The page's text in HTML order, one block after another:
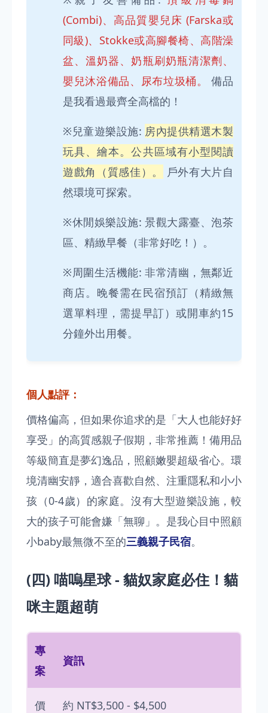
(Combi)、高品質嬰兒床 (Farska或
同級)、Stokke或高腳餐椅、高階澡
盆、溫奶器、奶瓶刷奶瓶清潔劑、
嬰兒沐浴備品、尿布垃圾桶。
備品
是我看過最齊全高檔的！
※兒童遊樂設施: 房內提供精選木製
玩具、繪本。公共區域有小型閱讀
遊戲角（質感佳）。
戶外有大片自
然環境可探索。
※休閒娛樂設施: 景觀大露臺、泡茶
區、精緻早餐（非常好吃！）。
※周圍生活機能: 非常清幽，無鄰近
商店。晚餐需在民宿預訂（精緻無
選單料理，需提早訂）或開車約15
分鐘外出用餐。
個人點評：
價格偏高，但如果你追求的是「大人也能好好
享受」的高質感親子假期，非常推薦！備用品
等級簡直是夢幻逸品，照顧嫩嬰超級省心。環
境清幽安靜，適合喜歡自然、注重隱私和小小
孩（0-4歲）的家庭。沒有大型遊樂設施，較
大的孩子可能會嫌「無聊」。是我心目中照顧
小baby最無微不至的三義親子民宿。
(四) 喵嗚星球 - 貓奴家庭必住！貓
咪主題超萌
專
案
資訊
價
約 NT$3,500 - $4,500